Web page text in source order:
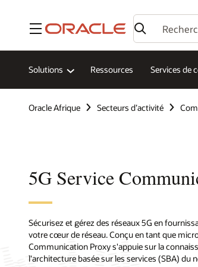
Menu
Solutions Ressources Services de
Oracle Afrique Secteurs d’activité
5G Service
Sécurisez et gérez des réseaux 5G en
votre cœur de réseau. Conçu en tant que
Communication Proxy s'appuie sur la
l'architecture basée sur les services (SBA) du